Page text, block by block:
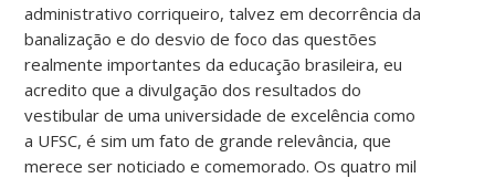
administrativo corriqueiro, talvez em decorrência da
banalização e do desvio de foco das questões
realmente importantes da educação brasileira, eu
acredito que a divulgação dos resultados do
vestibular de uma universidade de excelência como
a UFSC, é sim um fato de grande relevância, que
merece ser noticiado e comemorado. Os quatro mil